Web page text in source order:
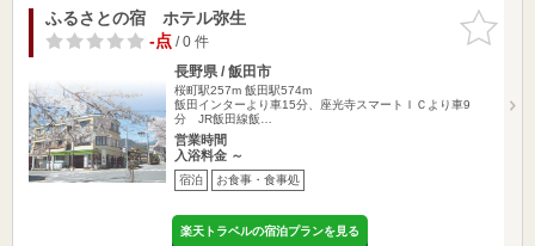
お気に入
りに追加
ふるさとの宿 ホテル弥生
-点/ 0 件
長野県 / 飯田市
桜町駅257m 飯田駅574m
飯田インターより車15分、座光寺スマートＩＣより車9
分 JR飯田線飯…
営業時間
入浴料金 ～
宿泊 お食事・食事処
楽天トラベルの宿泊プランを見る